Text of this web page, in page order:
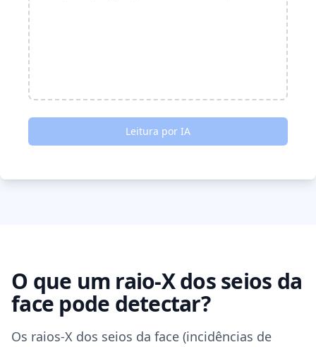
Leitura por IA
O que um raio-X dos seios da
face pode detectar?
Os raios-X dos seios da face (incidências de